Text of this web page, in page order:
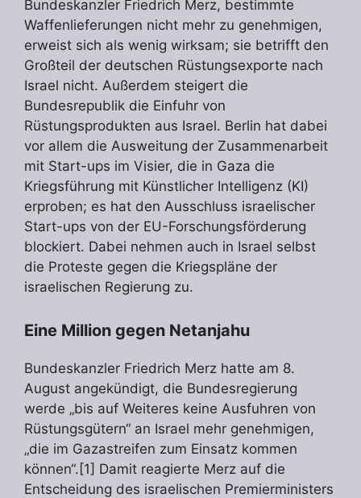
Bundeskanzler Friedrich Merz, bestimmte
Waffenlieferungen nicht mehr zu genehmigen,
erweist sich als wenig wirksam; sie betrifft den
Großteil der deutschen Rüstungsexporte nach
Israel nicht. Außerdem steigert die
Bundesrepublik die Einfuhr von
Rüstungsprodukten aus Israel. Berlin hat dabei
vor allem die Ausweitung der Zusammenarbeit
mit Start-ups im Visier, die in Gaza die
Kriegsführung mit Künstlicher Intelligenz (KI)
erproben; es hat den Ausschluss israelischer
Start-ups von der EU-Forschungsförderung
blockiert. Dabei nehmen auch in Israel selbst
die Proteste gegen die Kriegspläne der
israelischen Regierung zu.
Eine Million gegen Netanjahu
Bundeskanzler Friedrich Merz hatte am 8.
August angekündigt, die Bundesregierung
werde „bis auf Weiteres keine Ausfuhren von
Rüstungsgütern“ an Israel mehr genehmigen,
„die im Gazastreifen zum Einsatz kommen
können“.[1] Damit reagierte Merz auf die
Entscheidung des israelischen Premierministers